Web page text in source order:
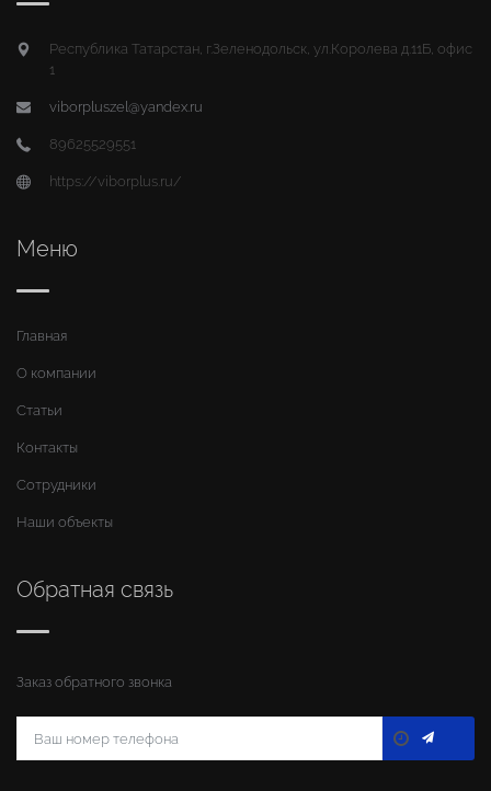
Республика Татарстан, г.Зеленодольск, ул.Королева д.11Б, офис
1
viborpluszel@yandex.ru
89625529551
https://viborplus.ru/
Меню
Главная
О компании
Статьи
Контакты
Сотрудники
Наши объекты
Обратная связь
Заказ обратного звонка